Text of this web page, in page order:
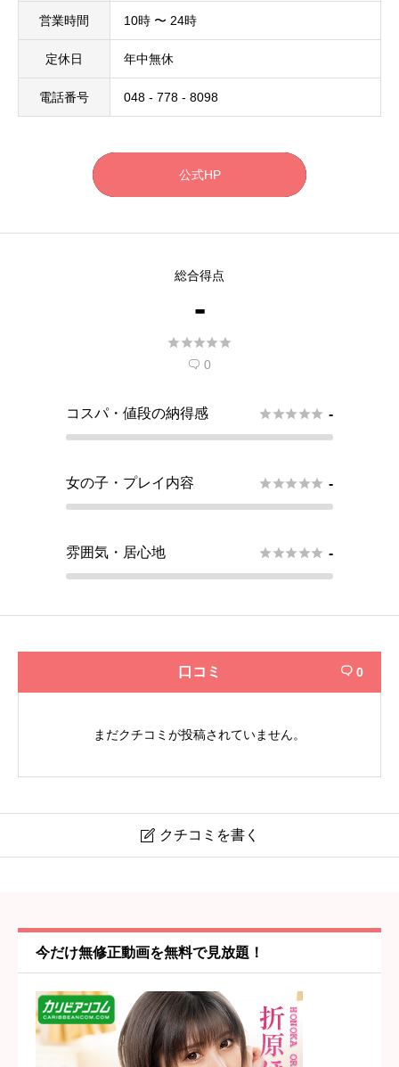
営業時間 10時 〜 24時
定休日 年中無休
電話番号 048 - 778 - 8098
公式HP
総合得点
-

 0
コスパ・値段の納得感  -
女の子・プレイ内容  -
雰囲気・居心地  -
口コミ  0
まだクチコミが投稿されていません。
 クチコミを書く
今だけ無修正動画を無料で見放題！